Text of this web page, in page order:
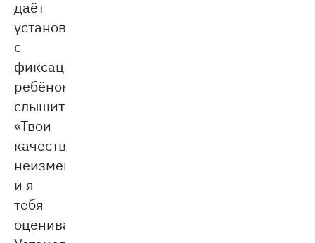
даёт
установку
с
фиксацией,
ребёнок
слышит:
«Твои
качества
неизменны,
и я
тебя
оцениваю».